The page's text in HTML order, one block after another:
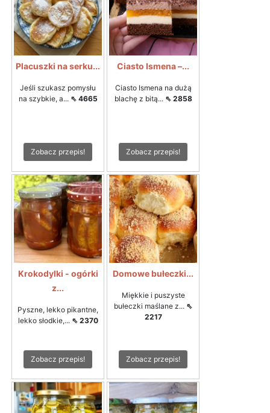
Placuszki na serku...
Jeśli szukasz pomysłu
na szybkie, a... ⇖ 4665
Zobacz przepis!
Ciasto Ismena –...
Ciasto Ismena na dużą
blachę z bitą... ⇖ 2858
Zobacz przepis!
Krokodylki - ogórki
z...
Pyszne, lekko pikantne,
lekko słodkie,... ⇖ 2370
Zobacz przepis!
Domowe bułeczki...
Miękkie i puszyste
bułeczki maślane z... ⇖
2217
Zobacz przepis!